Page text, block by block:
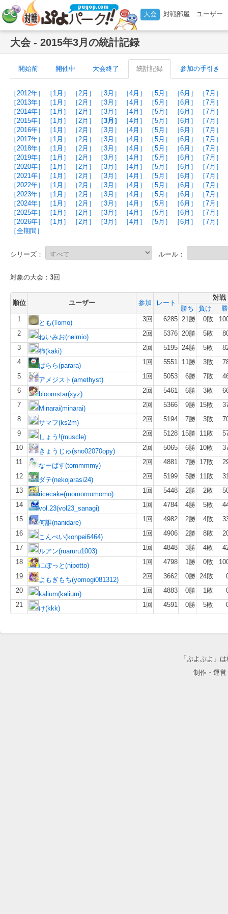
大会 対戦部屋 ユーザー
大会 - 2015年3月の統計記録
開始前 開催中 大会終了 統計記録 参加の手引き
［2012年］ ［1月］ ［2月］ ［3月］ ［4月］ ［5月］ ［6月］ ［7月］
［2013年］
［1月］ ［2月］ ［3月］ ［4月］ ［5月］ ［6月］ ［7月］
［2014年］
［1月］ ［2月］ ［3月］ ［4月］ ［5月］ ［6月］ ［7月］
［2015年］
［1月］ ［2月］ ［3月］ ［4月］ ［5月］ ［6月］ ［7月］
［2016年］
［1月］ ［2月］ ［3月］ ［4月］ ［5月］ ［6月］ ［7月］
［2017年］
［1月］ ［2月］ ［3月］ ［4月］ ［5月］ ［6月］ ［7月］
［2018年］
［1月］ ［2月］ ［3月］ ［4月］ ［5月］ ［6月］ ［7月］
［2019年］
［1月］ ［2月］ ［3月］ ［4月］ ［5月］ ［6月］ ［7月］
［2020年］
［1月］ ［2月］ ［3月］ ［4月］ ［5月］ ［6月］ ［7月］
［2021年］
［1月］ ［2月］ ［3月］ ［4月］ ［5月］ ［6月］ ［7月］
［2022年］
［1月］ ［2月］ ［3月］ ［4月］ ［5月］ ［6月］ ［7月］
［2023年］
［1月］ ［2月］ ［3月］ ［4月］ ［5月］ ［6月］ ［7月］
［2024年］
［1月］ ［2月］ ［3月］ ［4月］ ［5月］ ［6月］ ［7月］
［2025年］
［1月］ ［2月］ ［3月］ ［4月］ ［5月］ ［6月］ ［7月］
［2026年］
［1月］ ［2月］ ［3月］ ［4月］ ［5月］ ［6月］ ［7月］
［全期間］
シリーズ： ルール：
対象の大会： 3回
順位 ユーザー 参加 レート
対戦
勝ち
負け
1
とも(Tomo) 3回 6285 21勝 0敗
2
ねいみお(neimio) 2回 5376 20勝 5敗
3
柿(kaki) 2回 5195 24勝 5敗
4
ぱらら(parara) 1回 5551 11勝 3敗
5
アメジスト(amethyst) 1回 5053 6勝 7敗
6
bloomstar(xyz) 2回 5461 6勝 3敗
7
Minarai(minarai) 2回 5366 9勝 15敗
8
サマフ(ks2m) 2回 5194 7勝 3敗
9
しょう!(muscle) 2回 5128 15勝 11敗
10
きょうじゅ(sno02070opy) 2回 5065 6勝 10敗
11
なーばす(tommmmy) 2回 4881 7勝 17敗
12
ダテ(nekojarasi24) 2回 5199 5勝 11敗
13
ricecake(momomomomo) 1回 5448 2勝 2敗
14
vol.23(vol23_sanagi) 1回 4784 4勝 5敗
15
何誰(nanidare) 1回 4982 2勝 4敗
16
こんぺい(konpei6464) 1回 4906 2勝 8敗
17
ルアン(ruaruru1003) 1回 4848 3勝 4敗
18
にぽっと(nipotto) 1回 4798 1勝 0敗
19
よもぎもち(yomogi081312) 2回 3662 0勝 24敗
20
kalium(kalium) 1回 4883 0勝 1敗
21
け(kkk) 1回 4591 0勝 5敗
「ぷよぷよ」
制作・運営